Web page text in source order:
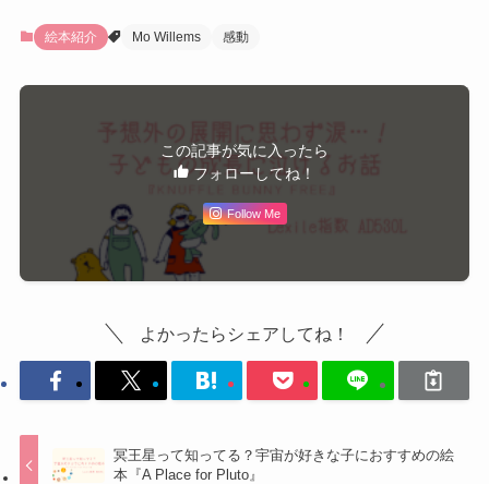
絵本紹介 Mo Willems 感動
この記事が気に入ったら
フォローしてね！
Follow Me
よかったらシェアしてね！
冥王星って知ってる？宇宙が好きな子におすすめの絵
本『A Place for Pluto』